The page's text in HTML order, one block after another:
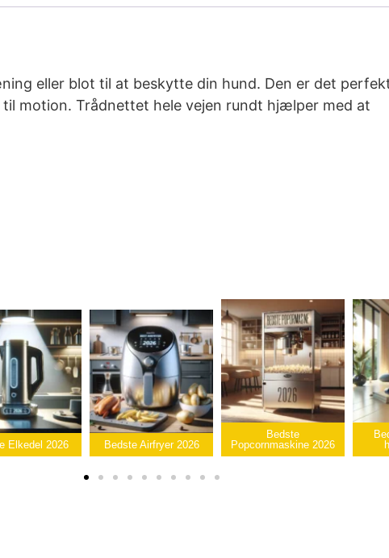
eller blot til at beskytte din hund. Den er det
motion. Trådnettet hele vejen rundt hjælper med at
Bedste Airfryer 2026
Popcornmaskine 2026
Bedste
højtaler